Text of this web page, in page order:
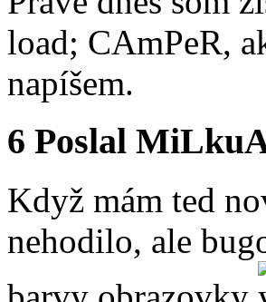
load; CAmPeR,
napíšem.
6 Poslal
Když mám ted
nehodilo, ale